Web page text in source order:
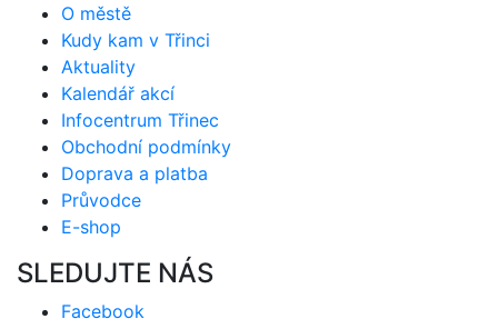
O městě
Kudy kam v Třinci
Aktuality
Kalendář akcí
Infocentrum Třinec
Obchodní podmínky
Doprava a platba
Průvodce
E-shop
SLEDUJTE NÁS
Facebook